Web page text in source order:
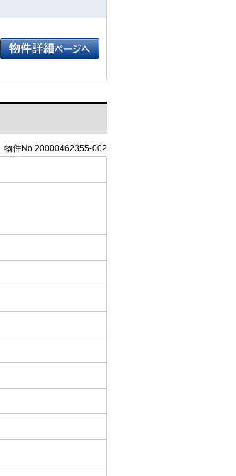
物件No.20000462355-002